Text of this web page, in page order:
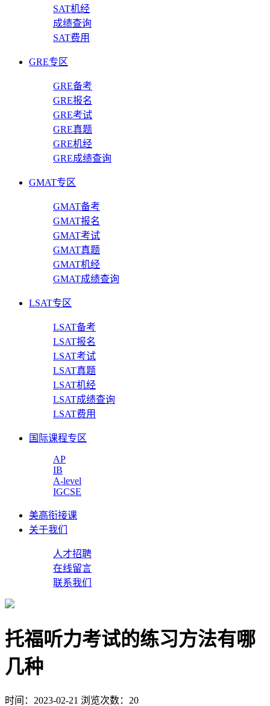
SAT机经
成绩查询
SAT费用
GRE专区
GRE备考
GRE报名
GRE考试
GRE真题
GRE机经
GRE成绩查询
GMAT专区
GMAT备考
GMAT报名
GMAT考试
GMAT真题
GMAT机经
GMAT成绩查询
LSAT专区
LSAT备考
LSAT报名
LSAT考试
LSAT真题
LSAT机经
LSAT成绩查询
LSAT费用
国际课程专区
AP
IB
A-level
IGCSE
美高衔接课
关于我们
人才招聘
在线留言
联系我们
托福听力考试的练习方法有哪
几种
时间：2023-02-21 浏览次数：20